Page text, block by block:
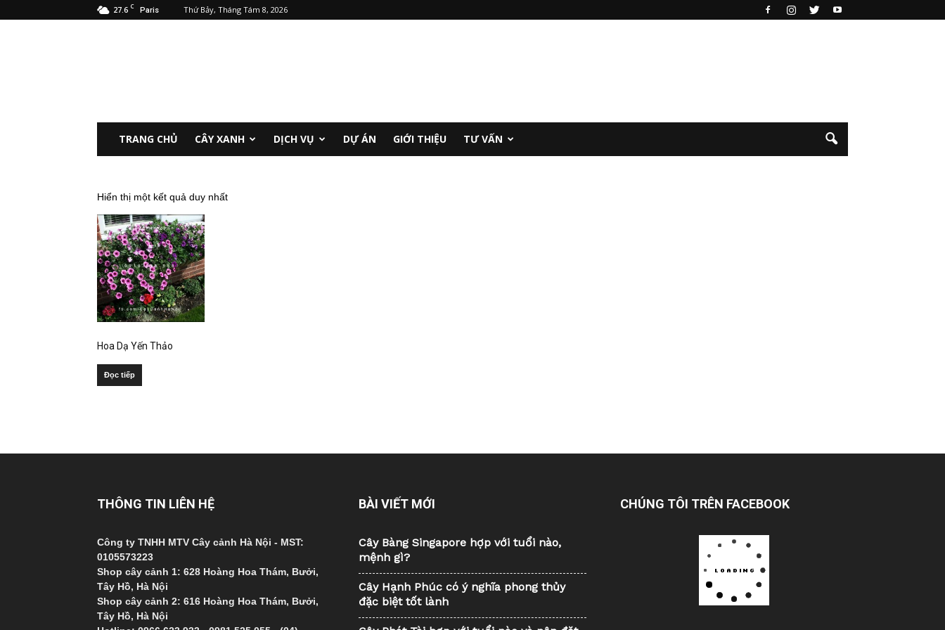
27.6 C Paris Thứ Bảy, Tháng Tám 8, 2026
TRANG CHỦ CÂY XANH DỊCH VỤ DỰ ÁN GIỚI THIỆU TƯ VẤN
Hiển thị một kết quả duy nhất
Hoa Dạ Yến Thảo
Đọc tiếp
THÔNG TIN LIÊN HỆ
Công ty TNHH MTV Cây cảnh Hà Nội - MST:
0105573223
Shop cây cảnh 1: 628 Hoàng Hoa Thám, Bưởi,
Tây Hồ, Hà Nội
Shop cây cảnh 2: 616 Hoàng Hoa Thám, Bưởi,
Tây Hồ, Hà Nội
BÀI VIẾT MỚI
Cây Bàng Singapore hợp với tuổi nào,
mệnh gì?
Cây Hạnh Phúc có ý nghĩa phong thủy
đặc biệt tốt lành
CHÚNG TÔI TRÊN FACEBOOK